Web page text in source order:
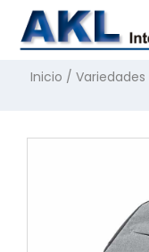
Inicio / Variedades